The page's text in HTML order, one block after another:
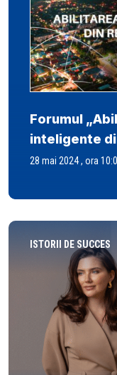
Forumul
inteligente
28 mai 2024 , ora
ISTORII DE SUCCES